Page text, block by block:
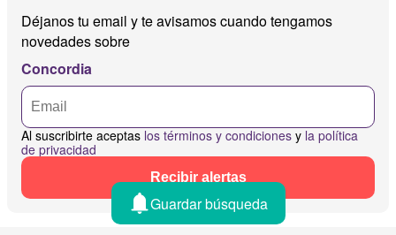
Déjanos tu email y te avisamos cuando tengamos
novedades sobre
Concordia
Al suscribirte aceptas los términos y condiciones y la política
de privacidad
Recibir alertas
Guardar búsqueda